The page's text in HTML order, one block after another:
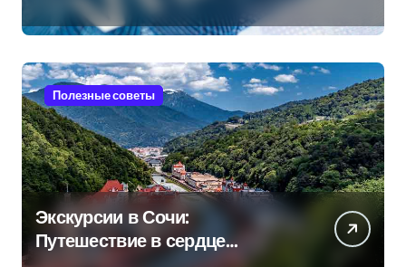
Полезные советы
Экскурсии в Сочи:
Путешествие в сердце